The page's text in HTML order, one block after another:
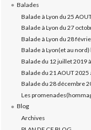
Balades
Balade à Lyon du 25
Balade à Lyon du 27
Balade à Lyon du 28
Balade à Lyon(et au
Balade du 12 juillet 2019
Balade du 21 AOUT 2025
Balade du 28 décembre
Les
Blog
Archives